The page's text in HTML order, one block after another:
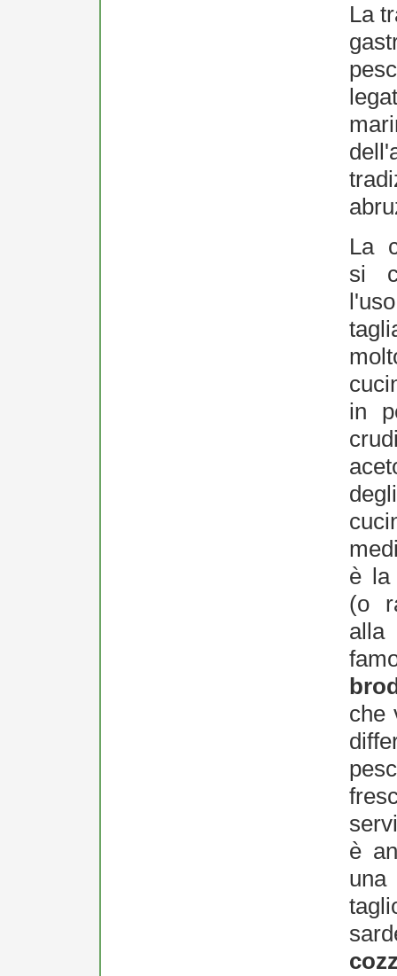
La
La
si
in
è
(o
che
è